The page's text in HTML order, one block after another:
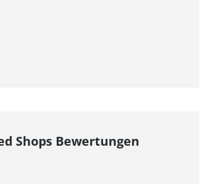
Shops Bewertungen